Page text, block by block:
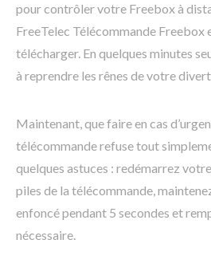
pour contrôler votre Freebox à
FreeTelec Télécommande Freebox
télécharger. En quelques minutes
à reprendre les rênes de votre
Maintenant, que faire en cas
télécommande refuse tout
quelques astuces : redémarrez
piles de la télécommande,
enfoncé pendant 5 secondes et
nécessaire.